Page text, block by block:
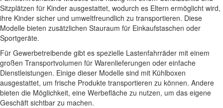
Sitzplätzen für Kinder ausgestattet, wodurch es Eltern ermöglicht wird,
ihre Kinder sicher und umweltfreundlich zu transportieren. Diese
Modelle bieten zusätzlichen Stauraum für Einkaufstaschen oder
Sportgeräte.
Für Gewerbetreibende gibt es spezielle Lastenfahrräder mit einem
großen Transportvolumen für Warenlieferungen oder einfache
Dienstleistungen. Einige dieser Modelle sind mit Kühlboxen
ausgestattet, um frische Produkte transportieren zu können. Andere
bieten die Möglichkeit, eine Werbefläche zu nutzen, um das eigene
Geschäft sichtbar zu machen.